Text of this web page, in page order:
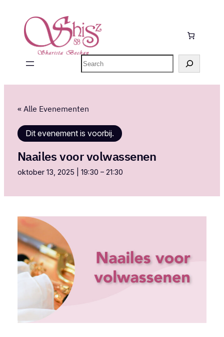
Zoeken
« Alle Evenementen
Dit evenement is voorbij.
Naailes voor volwassenen
oktober 13, 2025 | 19:30 – 21:30